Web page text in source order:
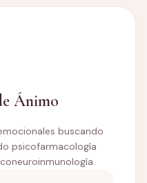
Ánimo
buscando
psicofarmacología